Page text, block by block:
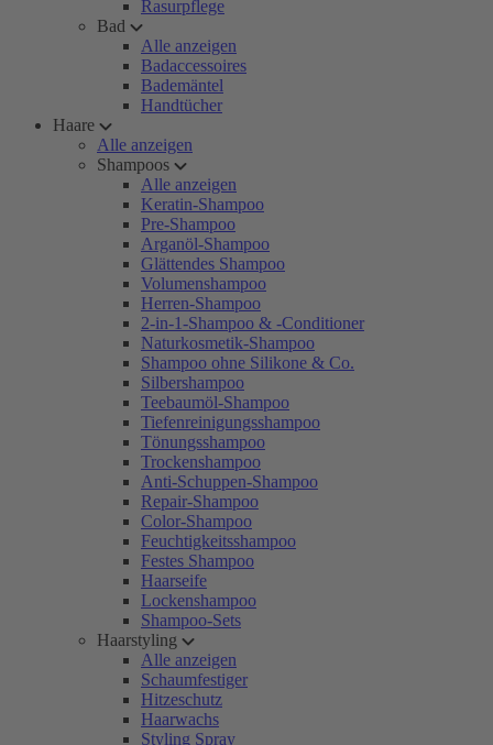
Rasurpflege
Bad
Alle anzeigen
Badaccessoires
Bademäntel
Handtücher
Haare
Alle anzeigen
Shampoos
Alle anzeigen
Keratin-Shampoo
Pre-Shampoo
Arganöl-Shampoo
Glättendes Shampoo
Volumenshampoo
Herren-Shampoo
2-in-1-Shampoo & -Conditioner
Naturkosmetik-Shampoo
Shampoo ohne Silikone & Co.
Silbershampoo
Teebaumöl-Shampoo
Tiefenreinigungsshampoo
Tönungsshampoo
Trockenshampoo
Anti-Schuppen-Shampoo
Repair-Shampoo
Color-Shampoo
Feuchtigkeitsshampoo
Festes Shampoo
Haarseife
Lockenshampoo
Shampoo-Sets
Haarstyling
Alle anzeigen
Schaumfestiger
Hitzeschutz
Haarwachs
Styling Spray